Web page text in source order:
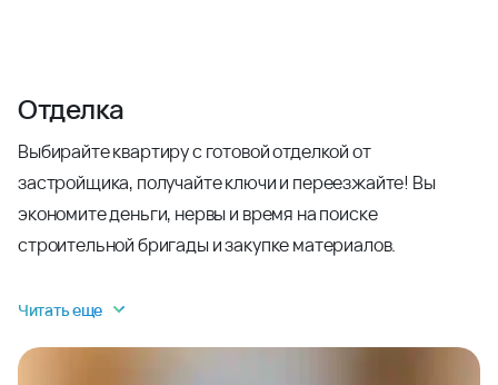
Отделка
Выбирайте квартиру с готовой отделкой от
застройщика, получайте ключи и переезжайте! Вы
экономите деньги, нервы и время на поиске
строительной бригады и закупке материалов.
Читать еще